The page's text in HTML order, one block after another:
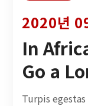
2020년
In
Go a
Turpis